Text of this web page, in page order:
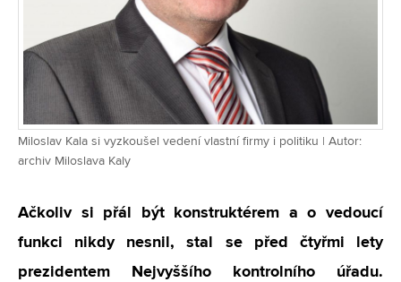
Miloslav Kala si vyzkoušel vedení vlastní firmy i politiku | Autor:
archiv Miloslava Kaly
Ačkoliv si přál být konstruktérem a o vedoucí
funkci nikdy nesnil, stal se před čtyřmi lety
prezidentem Nejvyššího kontrolního úřadu.